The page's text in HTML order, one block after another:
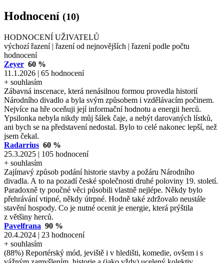
Hodnocení (10)
HODNOCENÍ UŽIVATELŮ
výchozí řazení| řazení od nejnovějších | řazení podle počtu
hodnocení
Zeyer 60 %
11.1.2026 | 65 hodnocení
+ souhlasím
Zábavná inscenace, která nenásilnou formou provedla historií
Národního divadlo a byla svým způsobem i vzdělávacím počinem.
Nejvíce na hře oceňuji její informační hodnotu a energii herců.
Ypsilonka nebyla nikdy můj šálek čaje, a nebýt darovaných lístků,
ani bych se na představení nedostal. Bylo to celé nakonec lepší, než
jsem čekal.
Radarrius 60 %
25.3.2025 | 105 hodnocení
+ souhlasím
Zajímavý způsob podání historie stavby a požáru Národního
divadla. A to na pozadí české společnosti druhé poloviny 19. století.
Paradoxně ty poučné věci působili vlastně nejlépe. Někdy bylo
přehrávání vtipné, někdy útrpné. Hodně také zdržovalo neustále
stavění hospody. Co je nutné ocenit je energie, která prýštila
z většiny herců.
Pavelfrana 90 %
20.4.2024 | 23 hodnocení
+ souhlasím
(88%) Reportérský mód, jeviště i v hledišti, komedie, ovšem i s